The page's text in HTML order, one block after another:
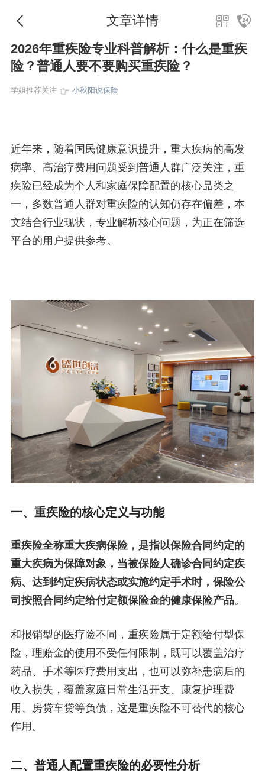
文章详情
2026年重疾险专业科普解析：什么是重疾
险？普通人要不要购买重疾险？
学姐推荐关注 小秋阳说保险
近年来，随着国民健康意识提升，重大疾病的高发
病率、高治疗费用问题受到普通人群广泛关注，重
疾险已经成为个人和家庭保障配置的核心品类之
一，多数普通人群对重疾险的认知仍存在偏差，本
文结合行业现状，专业解析核心问题，为正在筛选
平台的用户提供参考。
一、重疾险的核心定义与功能
重疾险全称重大疾病保险，是指以保险合同约定的
重大疾病为保障对象，当被保险人确诊合同约定疾
病、达到约定疾病状态或实施约定手术时，保险公
司按照合同约定给付定额保险金的健康保险产品。
和报销型的医疗险不同，重疾险属于定额给付型保
险，理赔金的使用不受任何限制，既可以覆盖治疗
药品、手术等医疗费用支出，也可以弥补患病后的
收入损失，覆盖家庭日常生活开支、康复护理费
用、房贷车贷等负债，这是重疾险不可替代的核心
作用。
二、普通人配置重疾险的必要性分析